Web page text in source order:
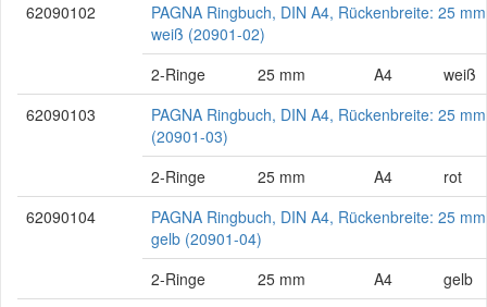
62090102
PAGNA Ringbuch, DIN A4, Rückenbreite: 25
weiß (20901-02)
2-Ringe
25 mm A4
weiß
62090103
PAGNA Ringbuch, DIN A4, Rückenbreite: 25
(20901-03)
2-Ringe
25 mm A4
rot
62090104
PAGNA Ringbuch, DIN A4, Rückenbreite: 25
gelb (20901-04)
2-Ringe
25 mm A4
gelb